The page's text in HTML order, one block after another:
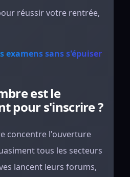
réussir votre rentrée,
examens sans s'épuiser
est le
pour s'inscrire ?
concentre l'ouverture
tous les secteurs
lancent leurs forums,